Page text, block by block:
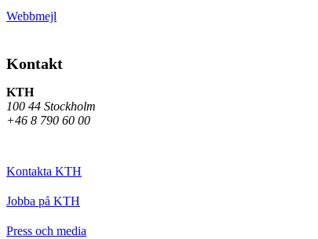
Webbmejl
Kontakt
KTH
100 44 Stockholm
+46 8 790 60 00
Kontakta KTH
Jobba på KTH
Press och media